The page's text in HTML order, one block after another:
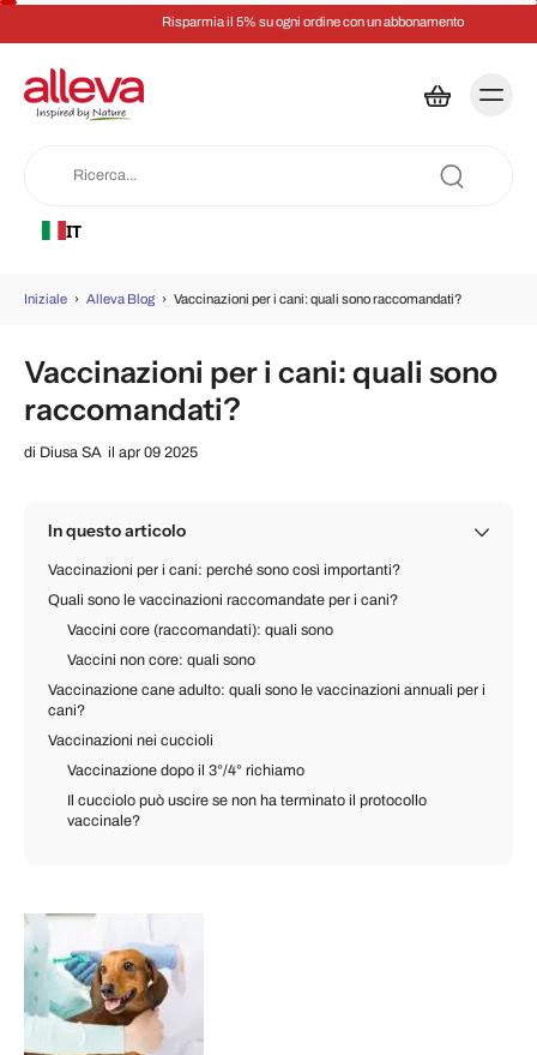
Risparmia il 5% su ogni ordine con un abbonamento
IT
Iniziale › Alleva Blog › Vaccinazioni per i cani: quali sono raccomandati?
Vaccinazioni per i cani: quali sono
raccomandati?
di Diusa SA il apr 09 2025
In questo articolo
Vaccinazioni per i cani: perché sono così importanti?
Quali sono le vaccinazioni raccomandate per i cani?
Vaccini core (raccomandati): quali sono
Vaccini non core: quali sono
Vaccinazione cane adulto: quali sono le vaccinazioni annuali per i
cani?
Vaccinazioni nei cuccioli
Vaccinazione dopo il 3°/4° richiamo
Il cucciolo può uscire se non ha terminato il protocollo
vaccinale?